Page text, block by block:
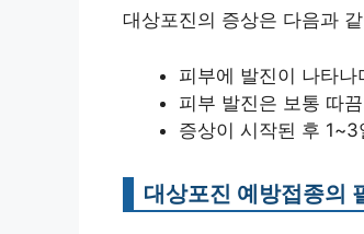
대상포진의 증상은 다음과
피부에 발진이 나타
피부 발진은 보통 따
증상이 시작된 후
대상포진 예방접종의